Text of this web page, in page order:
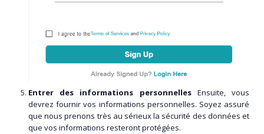
Entrer des informations personnellesEnsuite, vous
devrez fournir vos informations personnelles. Soyez assuré
que nous prenons très au sérieux la sécurité des données et
que vos informations resteront protégées.